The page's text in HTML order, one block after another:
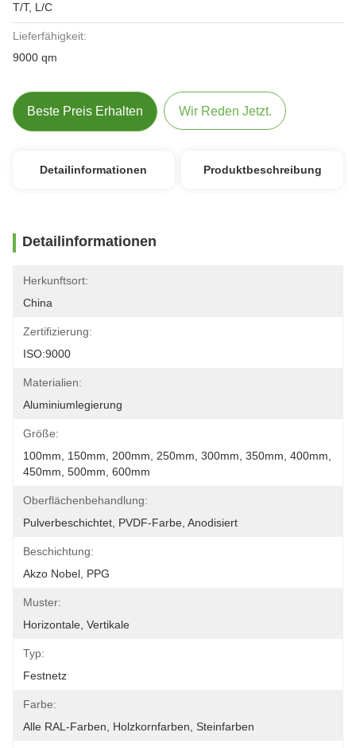
T/T, L/C
Lieferfähigkeit:
9000 qm
Beste Preis Erhalten Wir Reden Jetzt.
Detailinformationen Produktbeschreibung
Detailinformationen
Herkunftsort:
China
Zertifizierung:
ISO:9000
Materialien:
Aluminiumlegierung
Größe:
100mm, 150mm, 200mm, 250mm, 300mm, 350mm, 400mm,
450mm, 500mm, 600mm
Oberflächenbehandlung:
Pulverbeschichtet, PVDF-Farbe, Anodisiert
Beschichtung:
Akzo Nobel, PPG
Muster:
Horizontale, Vertikale
Typ:
Festnetz
Farbe:
Alle RAL-Farben, Holzkornfarben, Steinfarben